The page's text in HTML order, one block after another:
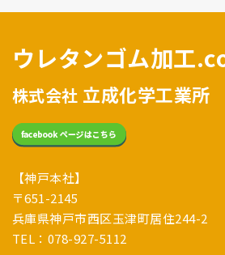
ウレタンゴム加工
株式会社 立成化学工業所
【神戸本社】
〒651-2145
兵庫県神戸市西区玉津町居住244-2
TEL：078-927-5112